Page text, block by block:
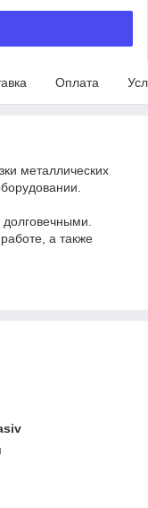
Оплата
металлических
а также